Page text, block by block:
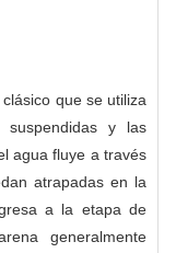
que se utiliza
y las
agua fluye a través
atrapadas en la
a la etapa de
generalmente